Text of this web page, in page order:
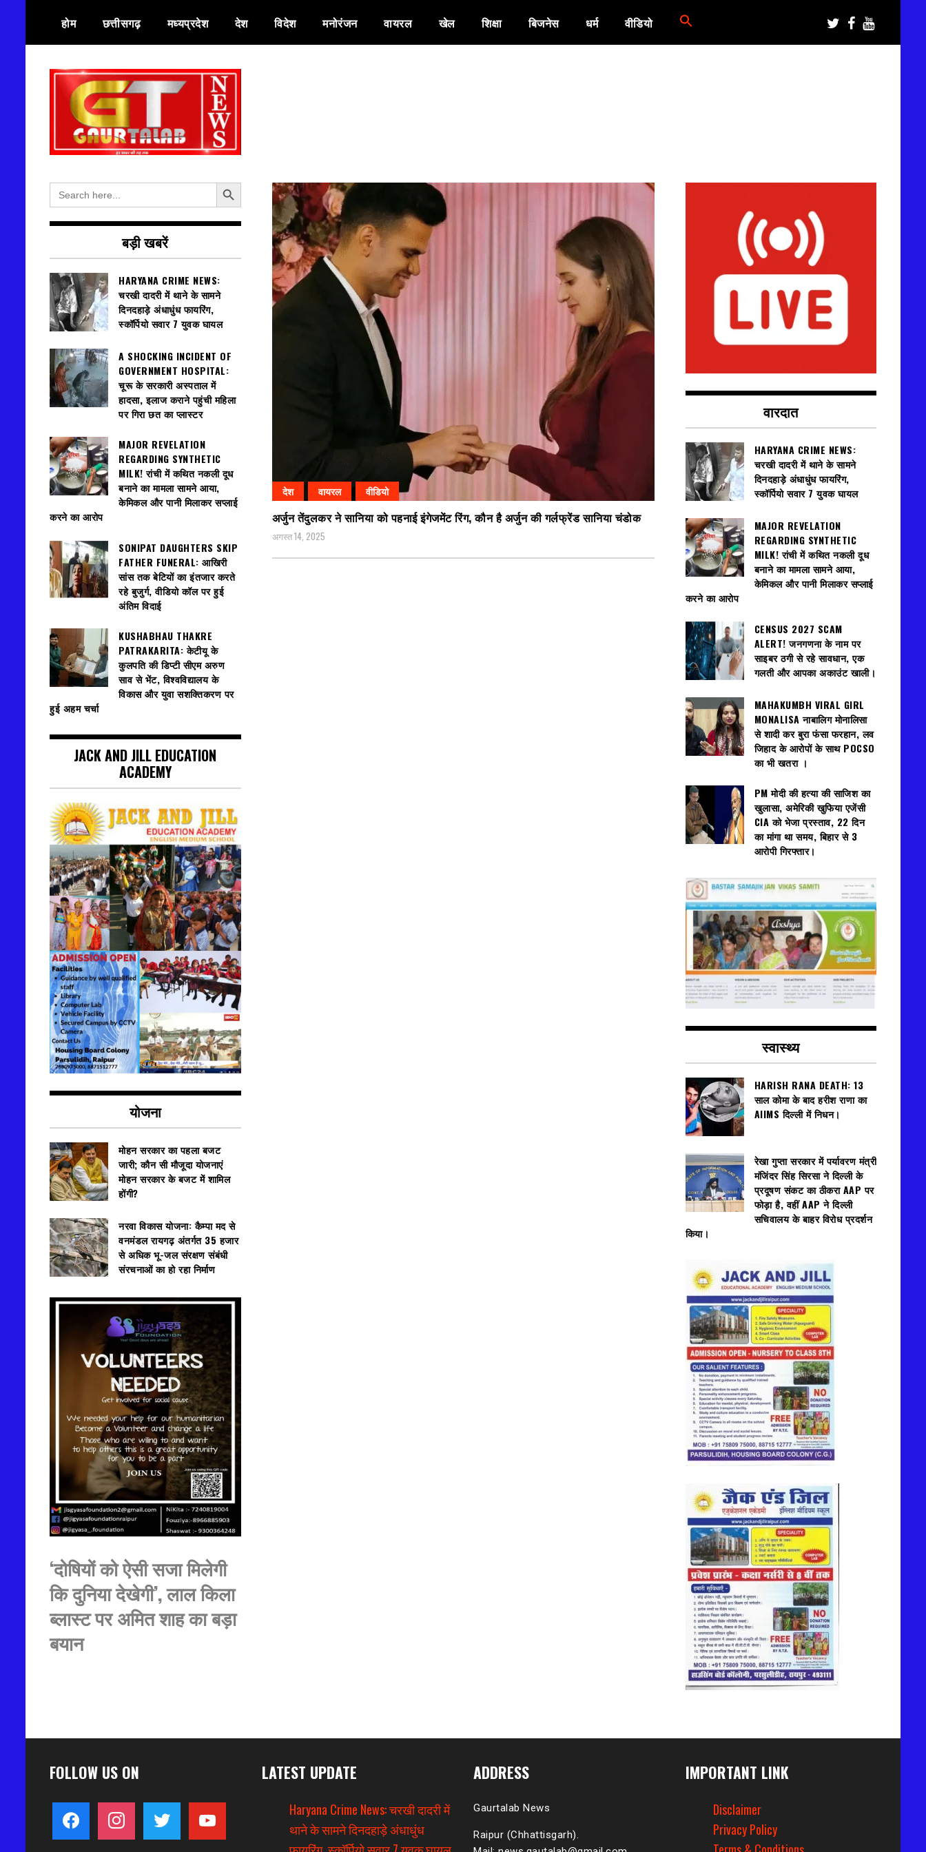
content
होम छत्तीसगढ़ मध्यप्रदेश देश विदेश मनोरंजन वायरल खेल शिक्षा बिजनेस धर्म वीडियो
गौरतलब न्यूज
देश वायरल वीडियो
अर्जुन तेंदुलकर ने सानिया को पहनाई इंगेजमेंट रिंग, कौन है अर्जुन की गर्लफ्रेंड सानिया चंडोक
अगस्त 14, 2025
Search
for:
Search Button
बड़ी खबरें
HARYANA CRIME NEWS:
चरखी दादरी में थाने के सामने
दिनदहाड़े अंधाधुंध फायरिंग,
स्कॉर्पियो सवार 7 युवक घायल
A SHOCKING INCIDENT OF
GOVERNMENT HOSPITAL:
चूरू के सरकारी अस्पताल में
हादसा, इलाज कराने पहुंची महिला
पर गिरा छत का प्लास्टर
MAJOR REVELATION
REGARDING SYNTHETIC
MILK! रांची में कथित नकली दूध
बनाने का मामला सामने आया,
केमिकल और पानी मिलाकर सप्लाई
करने का आरोप
SONIPAT DAUGHTERS SKIP
FATHER FUNERAL: आखिरी
सांस तक बेटियों का इंतजार करते
रहे बुजुर्ग, वीडियो कॉल पर हुई
अंतिम विदाई
KUSHABHAU THAKRE
PATRAKARITA: केटीयू के
कुलपति की डिप्टी सीएम अरुण
साव से भेंट, विश्वविद्यालय के
विकास और युवा सशक्तिकरण पर
हुई अहम चर्चा
JACK AND JILL EDUCATION
ACADEMY
योजना
मोहन सरकार का पहला बजट
जारी; कौन सी मौजूदा योजनाएं
मोहन सरकार के बजट में शामिल
होंगी?
नरवा विकास योजना: कैम्पा मद से
वनमंडल रायगढ़ अंतर्गत 35 हजार
से अधिक भू-जल संरक्षण संबंधी
संरचनाओं का हो रहा निर्माण
‘दोषियों को ऐसी सजा मिलेगी
कि दुनिया देखेगी’, लाल किला
ब्लास्ट पर अमित शाह का बड़ा
बयान
वारदात
HARYANA CRIME NEWS:
चरखी दादरी में थाने के सामने
दिनदहाड़े अंधाधुंध फायरिंग,
स्कॉर्पियो सवार 7 युवक घायल
MAJOR REVELATION
REGARDING SYNTHETIC
MILK! रांची में कथित नकली दूध
बनाने का मामला सामने आया,
केमिकल और पानी मिलाकर सप्लाई
करने का आरोप
CENSUS 2027 SCAM
ALERT! जनगणना के नाम पर
साइबर ठगी से रहे सावधान, एक
गलती और आपका अकाउंट खाली।
MAHAKUMBH VIRAL GIRL
MONALISA नाबालिग मोनालिसा
से शादी कर बुरा फंसा फरहान, लव
जिहाद के आरोपों के साथ POCSO
का भी खतरा ।
PM मोदी की हत्या की साजिश का
खुलासा, अमेरिकी खुफिया एजेंसी
CIA को भेजा प्रस्ताव, 22 दिन
का मांगा था समय, बिहार से 3
आरोपी गिरफ्तार।
स्वास्थ्य
HARISH RANA DEATH: 13
साल कोमा के बाद हरीश राणा का
AIIMS दिल्ली में निधन।
रेखा गुप्ता सरकार में पर्यावरण मंत्री
मंजिंदर सिंह सिरसा ने दिल्ली के
प्रदूषण संकट का ठीकरा AAP पर
फोड़ा है, वहीं AAP ने दिल्ली
सचिवालय के बाहर विरोध प्रदर्शन
किया।
FOLLOW US ON
facebook instagram twitter youtube
LATEST UPDATE
Haryana Crime News: चरखी दादरी में
थाने के सामने दिनदहाड़े अंधाधुंध
ADDRESS
Gaurtalab News
Raipur (Chhattisgarh).
IMPORTANT LINK
Disclaimer
Privacy Policy